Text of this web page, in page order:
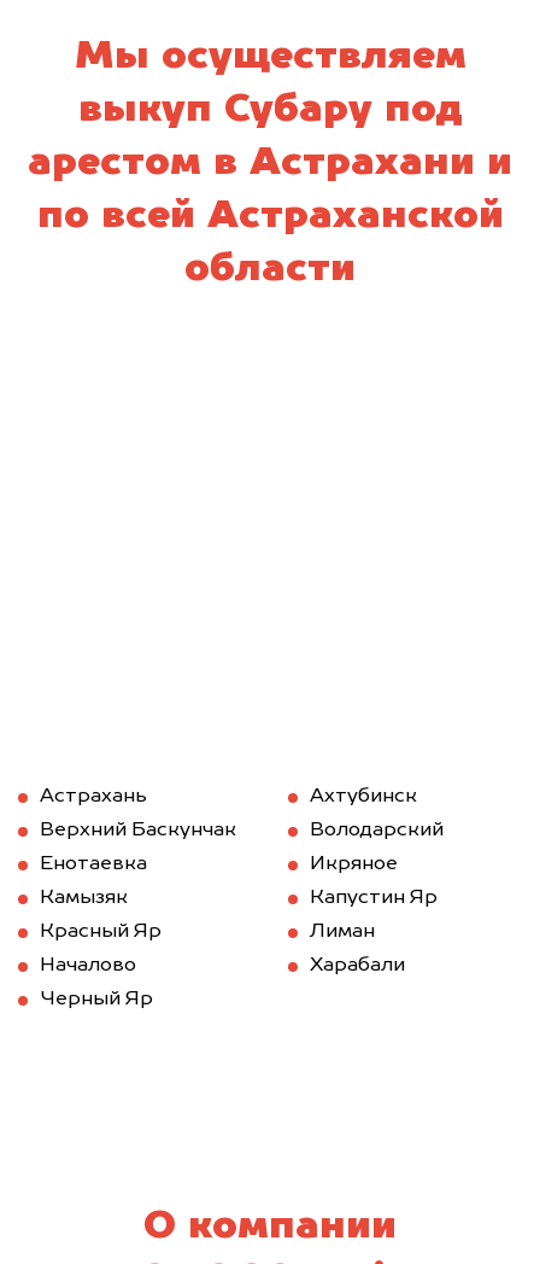
Мы осуществляем
выкуп Субару под
арестом в Астрахани и
по всей Астраханской
области
Астрахань
Ахтубинск
Верхний Баскунчак
Володарский
Енотаевка
Икряное
Камызяк
Капустин Яр
Красный Яр
Лиман
Началово
Харабали
Черный Яр
О компании